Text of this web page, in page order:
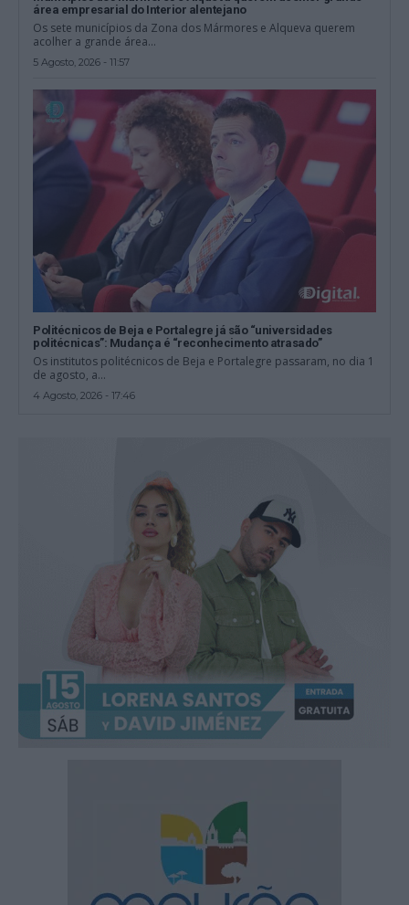
área empresarial do Interior alentejano
Os sete municípios da Zona dos Mármores e Alqueva querem
acolher a grande área...
5 Agosto, 2026 - 11:57
Politécnicos de Beja e Portalegre já são “universidades
politécnicas”: Mudança é “reconhecimento atrasado”
Os institutos politécnicos de Beja e Portalegre passaram, no dia 1
de agosto, a...
4 Agosto, 2026 - 17:46